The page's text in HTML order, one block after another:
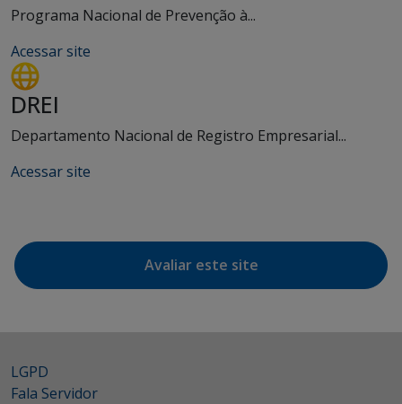
Programa Nacional de Prevenção à...
Acessar site
DREI
Departamento Nacional de Registro Empresarial...
Acessar site
Avaliar este site
LGPD
Fala Servidor